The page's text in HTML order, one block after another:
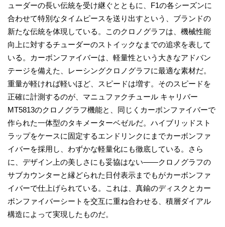
ューダーの長い伝統を受け継ぐとともに、F1の各シーズンに
合わせて特別なタイムピースを送り出すという、ブランドの
新たな伝統を体現している。このクロノグラフは、機械性能
向上に対するチューダーのストイックなまでの追求を表して
いる。カーボンファイバーは、軽量性という大きなアドバン
テージを備えた、レーシングクロノグラフに最適な素材だ。
重量が軽ければ軽いほど、スピードは増す。そのスピードを
正確に計測するのが、マニュファクチュール キャリバー
MT5813のクロノグラフ機能と、同じくカーボンファイバーで
作られた一体型のタキメーターベゼルだ。ハイブリッドスト
ラップをケースに固定するエンドリンクにまでカーボンファ
イバーを採用し、わずかな軽量化にも徹底している。さら
に、デザイン上の美しさにも妥協はない――クロノグラフの
サブカウンターと縁どられた日付表示までもがカーボンファ
イバーで仕上げられている。これは、真鍮のディスクとカー
ボンファイバーシートを交互に重ね合わせる、積層ダイアル
構造によって実現したものだ。